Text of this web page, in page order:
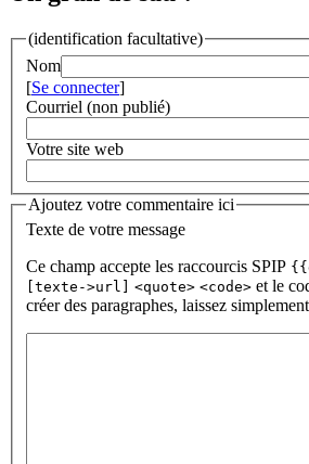
(identification facultative)
Nom
[Se connecter]
Courriel (non publié)
Votre site web
Ajoutez votre commentaire ici
Texte de votre message
Ce champ accepte les raccourcis SPIP
[texte->url]
<quote> <code> et le
créer des paragraphes, laissez